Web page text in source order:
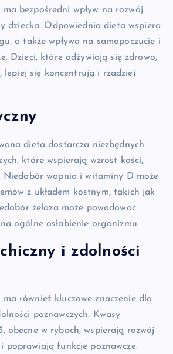
bezpośredni wpływ na rozwój
dziecka. Odpowiednia dieta wspiera
a także wpływa na samopoczucie i
Dzieci, które odżywiają się zdrowo,
lepiej się koncentrują i rzadziej
dieta dostarcza niezbędnych
które wspierają wzrost kości,
Niedobór wapnia i witaminy D może
z układem kostnym, takich jak
żelaza może powodować
ogólne osłabienie organizmu.
i zdolności
również kluczowe znaczenie dla
poznawczych. Kwasy
obecne w rybach, wspierają rozwój
poprawiają funkcje poznawcze.